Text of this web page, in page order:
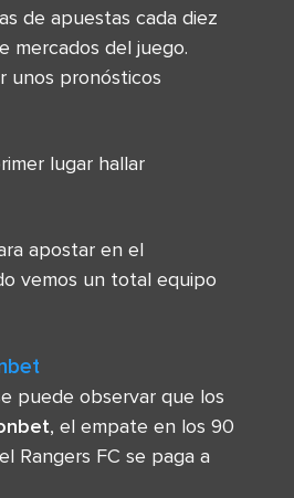
de apuestas cada diez
mercados del juego.
unos pronósticos
lugar hallar
apostar en el
vemos un total equipo
puede observar que los
, el empate en los 90
Rangers FC se paga a